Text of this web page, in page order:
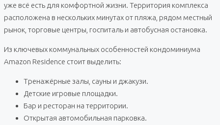
уже всё есть для комфортной жизни. Территория комплекса
расположена в нескольких минутах от пляжа, рядом местный
рынок, торговые центры, госпиталь и автобусная остановка.
Из ключевых коммунальных особенностей кондоминиума
Amazon Residence стоит выделить:
Тренажёрные залы, сауны и джакузи.
Детские игровые площадки.
Бар и ресторан на территории.
Открытая автомобильная парковка.